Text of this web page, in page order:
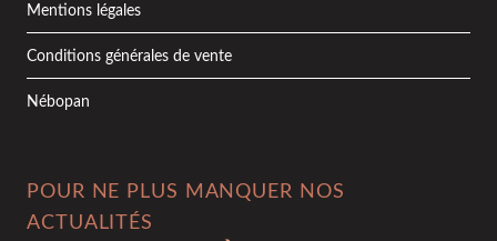
Mentions légales
Conditions générales de vente
Nébopan
POUR NE PLUS MANQUER NOS
ACTUALITÉS